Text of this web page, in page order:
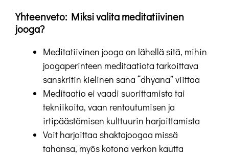
Yhteenveto: Miksi valita meditatiivinen
jooga?
Meditatiivinen jooga on lähellä sitä, mihin
joogaperinteen meditaatiota tarkoittava
sanskritin kielinen sana “dhyana” viittaa
Meditaatio ei vaadi suorittamista tai
tekniikoita, vaan rentoutumisen ja
irtipäästämisen kulttuurin harjoittamista
Voit harjoittaa shaktajoogaa missä
tahansa, myös kotona verkon kautta